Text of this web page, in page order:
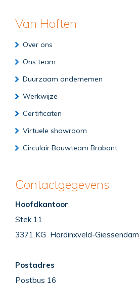
Van Hoften
Over ons
Ons team
Duurzaam ondernemen
Werkwijze
Certificaten
Virtuele showroom
Circulair Bouwteam Brabant
Contactgegevens
Hoofdkantoor
Stek 11
3371 KG Hardinxveld-Giessendam
Postadres
Postbus 16